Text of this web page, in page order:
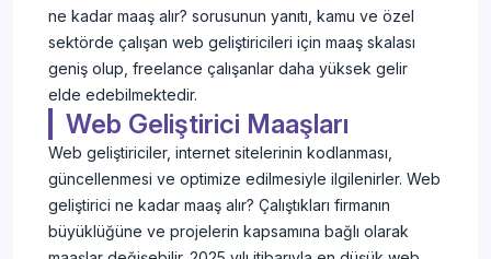
ne kadar maaş alır? sorusunun yanıtı, kamu ve özel
sektörde çalışan web geliştiricileri için maaş skalası
geniş olup, freelance çalışanlar daha yüksek gelir
elde edebilmektedir.
Web Geliştirici Maaşları
Web geliştiriciler, internet sitelerinin kodlanması,
güncellenmesi ve optimize edilmesiyle ilgilenirler. Web
geliştirici ne kadar maaş alır? Çalıştıkları firmanın
büyüklüğüne ve projelerin kapsamına bağlı olarak